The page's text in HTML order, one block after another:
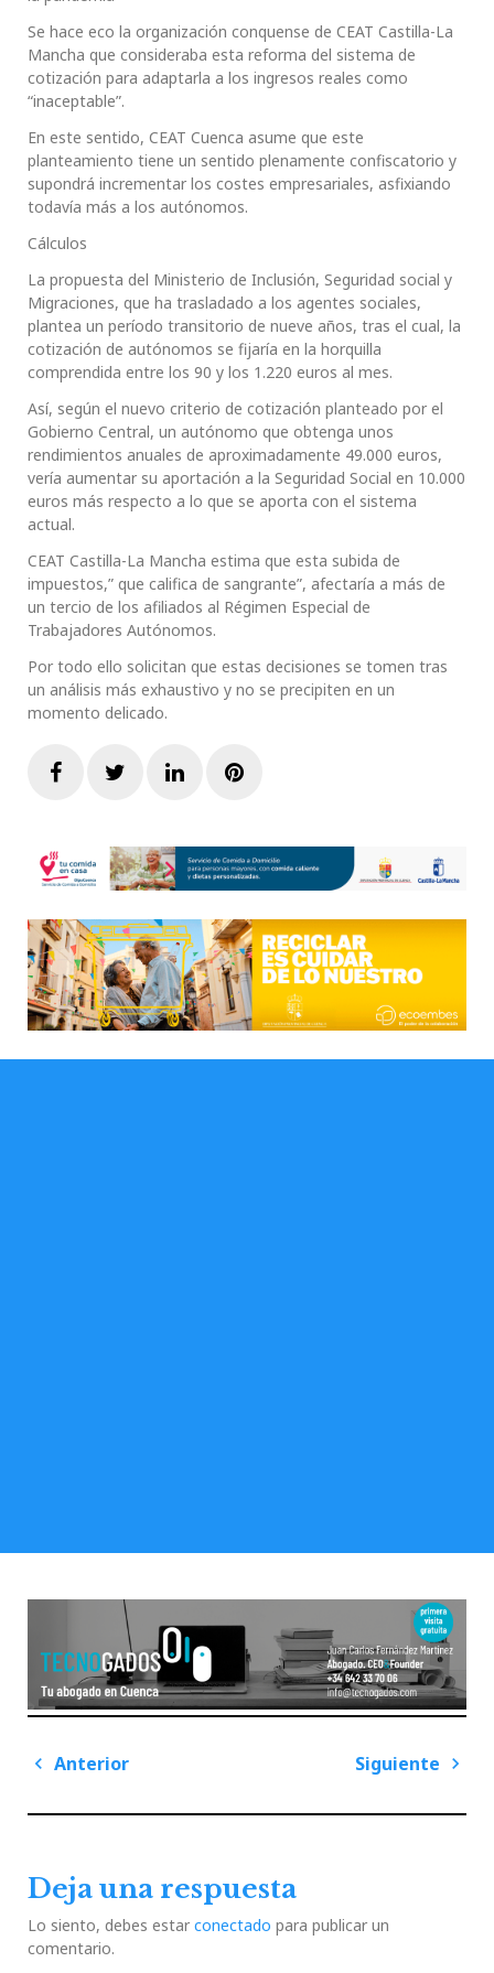
Se hace eco la organización conquense de CEAT Castilla-La
Mancha que consideraba esta reforma del sistema de
cotización para adaptarla a los ingresos reales como
“inaceptable”.
En este sentido, CEAT Cuenca asume que este
planteamiento tiene un sentido plenamente confiscatorio y
supondrá incrementar los costes empresariales, asfixiando
todavía más a los autónomos.
Cálculos
La propuesta del Ministerio de Inclusión, Seguridad social y
Migraciones, que ha trasladado a los agentes sociales,
plantea un período transitorio de nueve años, tras el cual, la
cotización de autónomos se fijaría en la horquilla
comprendida entre los 90 y los 1.220 euros al mes.
Así, según el nuevo criterio de cotización planteado por el
Gobierno Central, un autónomo que obtenga unos
rendimientos anuales de aproximadamente 49.000 euros,
vería aumentar su aportación a la Seguridad Social en 10.000
euros más respecto a lo que se aporta con el sistema
actual.
CEAT Castilla-La Mancha estima que esta subida de
impuestos,” que califica de sangrante”, afectaría a más de
un tercio de los afiliados al Régimen Especial de
Trabajadores Autónomos.
Por todo ello solicitan que estas decisiones se tomen tras
un análisis más exhaustivo y no se precipiten en un
momento delicado.
FacebookTwitterLinkedInPinterest
Navegación
entradas
Anterior
Siguiente
Deja una respuesta
Lo siento, debes estar conectado para publicar un
comentario.